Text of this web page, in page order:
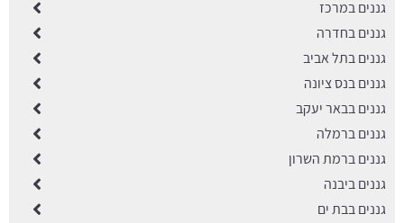
גננים במרכז
גננים בחדרה
גננים בתל אביב
גננים בנס ציונה
גננים בבאר יעקב
גננים ברמלה
גננים ברמת השרון
גננים ביבנה
גננים בבת ים